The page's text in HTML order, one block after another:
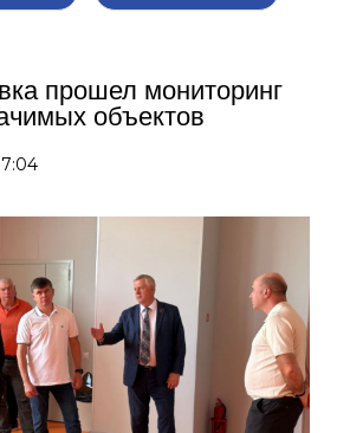
прошел мониторинг
объектов